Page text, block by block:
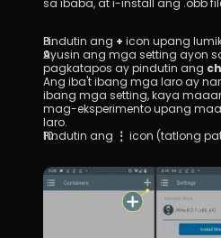
sa ibaba, at i-install ang .obb
Pindutin ang + icon upang
Ayusin ang mga setting ayon
pagkatapos ay pindutin ang
Ang iba't ibang mga laro ay
ibang mga setting, kaya
mag-eksperimento upang
laro.
Pindutin ang ⋮ icon (tatlong